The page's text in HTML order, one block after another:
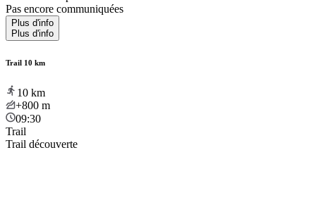
Pas encore communiquées
Plus d'info
Plus d'info
Trail 10 km
10 km
+800 m
09:30
Trail
Trail découverte